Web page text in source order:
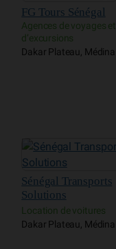
FG Tours Sénégal
Agences de voyages et
d’excursions
Dakar Plateau, Médina
Sénégal Transports
Solutions
Location de voitures
Dakar Plateau, Médina